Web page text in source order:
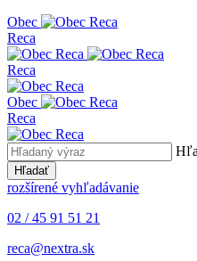
Obec
Reca
Reca
Obec
Reca
Hľadať
rozšírené vyhľadávanie
02 / 45 91 51 21
reca@nextra.sk